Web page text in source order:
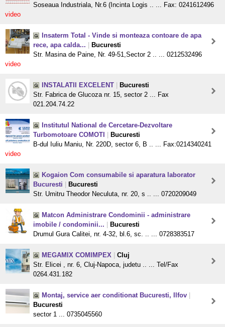
Soseaua Industriala, Nr.6 (Incinta Logis .. ... Fax: 0241612496
video
Insaterm Total - Vinde si monteaza contoare de apa
rece, apa calda...
Bucuresti
Str. Masina de Paine, Nr. 49-51,Sector 2 .. ... 0212532496
video
INSTALATII EXCELENT
Bucuresti
Str. Fabrica de Glucoza nr. 15, sector 2 ... Fax
021.204.74.22
Institutul National de Cercetare-Dezvoltare
Turbomotoare COMOTI
Bucuresti
B-dul Iuliu Maniu, Nr. 220D, sector 6, B .. ... Fax:0214340241
video
Kogaion Com consumabile si aparatura laborator
Bucuresti
Bucuresti
Str. Umitru Theodor Neculuta, nr. 20, s .. ... 0720209049
Matcon Administrare Condominii - administrare
imobile / condominii...
Bucuresti
Drumul Gura Calitei, nr. 4-32, bl.6, sc. .. ... 0728383517
MEGAMIX COMIMPEX
Cluj
Str. Elicei , nr. 6, Cluj-Napoca, judetu .. ... Tel/Fax
0264.431.182
Montaj, service aer conditionat Bucuresti, Ilfov
Bucuresti
sector 1 ... 0735045560